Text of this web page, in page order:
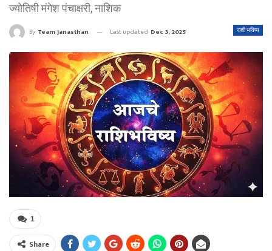
ज्योतिषी मंगेश पंचाक्षरी, नाशिक
राशी भविष्य
By Team Janasthan Last updated Dec 3, 2025
1
Share